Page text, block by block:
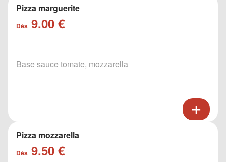
Pizza marguerite
Dès 9.00 €
Base sauce tomate, mozzarella
Pizza mozzarella
Dès 9.50 €